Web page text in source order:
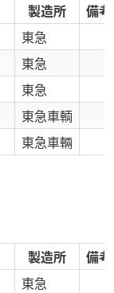
製造所
備
東急
東急
東急
東急車輌
東急車輛
製造所
備
東急